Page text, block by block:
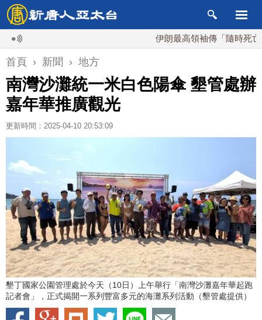
伊朗最高領袖傳「隨時死亡」 國安
首頁 › 新聞 › 地方
南灣沙灘統一米白色陽傘 墾管處辦
嘉年華推廣觀光
更新時間：2025-04-10 20:53:09
墾丁國家公園管理處於今天（10日）上午舉行「南灣沙灘嘉年華起跑
記者會」，正式揭開一系列豐富多元的海灘系列活動（墾管處提供）